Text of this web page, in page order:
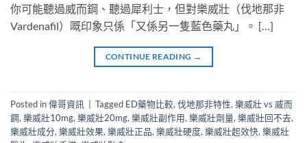
你可能聽過威而鋼、聽過犀利士，但對樂威壯（伐地那非
Vardenafil）嘅印象只係「又係另一隻藍色藥丸」。 […]
CONTINUE READING →
Posted in偉哥資訊 Tagged ED藥物比較, 伐地那非特性, 樂威壯 vs 威而
鋼, 樂威壯10mg, 樂威壯20mg, 樂威壯副作用, 樂威壯劑量, 樂威壯回不去,
樂威壯成分, 樂威壯效果, 樂威壯正品, 樂威壯硬度, 樂威壯起效快, 樂威壯